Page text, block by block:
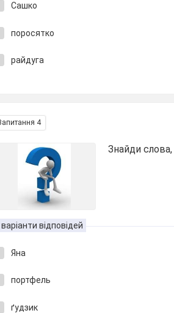
Сашко
поросятко
райдуга
4
Знайди
варіанти відповідей
Яна
портфель
ґудзик